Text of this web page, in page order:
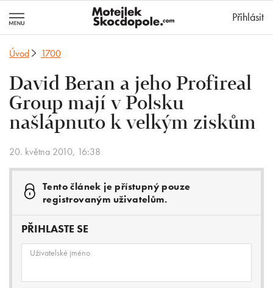
Přihlásit
Úvod 1700
David Beran a jeho Profireal
Group mají v Polsku
našlápnuto k velkým ziskům
20. května 2010, 16:38
Tento článek je přístupný pouze
registrovaným uživatelům.
PŘIHLASTE SE
Uživatelské jméno